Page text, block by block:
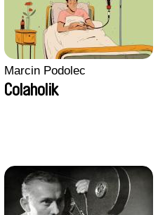
Marcin Podolec
Colaholik